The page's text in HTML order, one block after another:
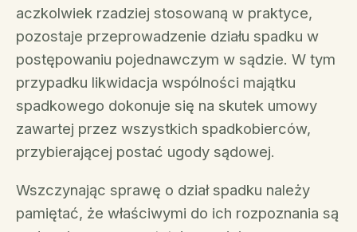
aczkolwiek rzadziej stosowaną w praktyce,
pozostaje przeprowadzenie działu spadku w
postępowaniu pojednawczym w sądzie. W tym
przypadku likwidacja wspólności majątku
spadkowego dokonuje się na skutek umowy
zawartej przez wszystkich spadkobierców,
przybierającej postać ugody sądowej.
Wszczynając sprawę o dział spadku należy
pamiętać, że właściwymi do ich rozpoznania są